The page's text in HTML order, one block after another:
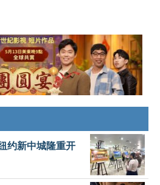
约新中城隆重开